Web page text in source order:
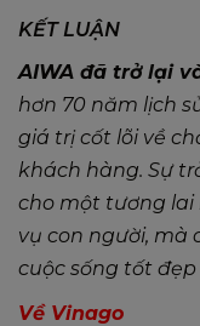
KẾT LUẬN
AIWA đã trở lại
hơn 70 năm lịch
giá trị cốt lõi về
khách hàng. Sự
cho một tương lai
vụ con người, mà
cuộc sống tốt đẹp
Về Vinago